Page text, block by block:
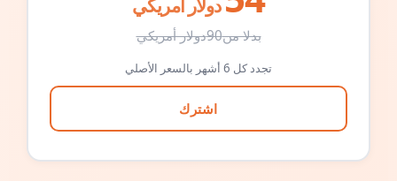
دولار أمريكي
بدلا من90دولار أمريكي
تجدد كل 6 أشهر بالسعر الأصلي
اشترك